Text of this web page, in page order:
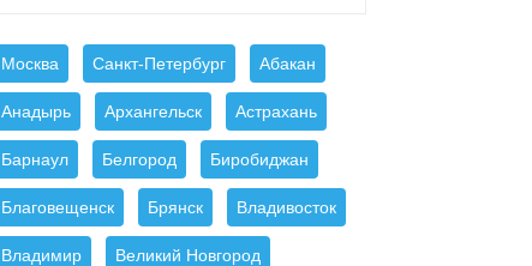
Москва Санкт-Петербург Абакан
Анадырь Архангельск Астрахань
Барнаул Белгород Биробиджан
Благовещенск Брянск Владивосток
Владимир Великий Новгород